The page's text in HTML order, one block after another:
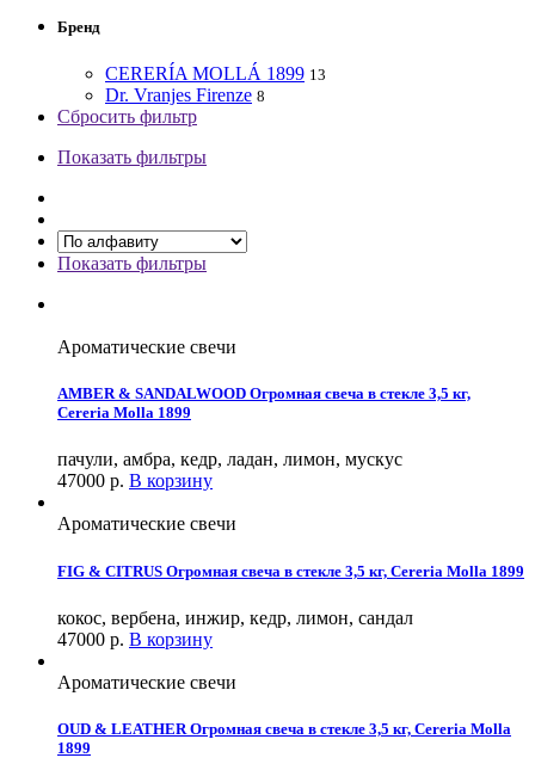
Бренд
CERERÍA MOLLÁ 1899 13
Dr. Vranjes Firenze 8
Сбросить фильтр
Показать фильтры
Показать фильтры
Ароматические свечи
AMBER & SANDALWOOD Огромная свеча в стекле 3,5 кг,
Cereria Molla 1899
пачули, амбра, кедр, ладан, лимон, мускус
47000 р. В корзину
Ароматические свечи
FIG & CITRUS Огромная свеча в стекле 3,5 кг, Cereria Molla 1899
кокос, вербена, инжир, кедр, лимон, сандал
47000 р. В корзину
Ароматические свечи
OUD & LEATHER Огромная свеча в стекле 3,5 кг, Cereria Molla
1899